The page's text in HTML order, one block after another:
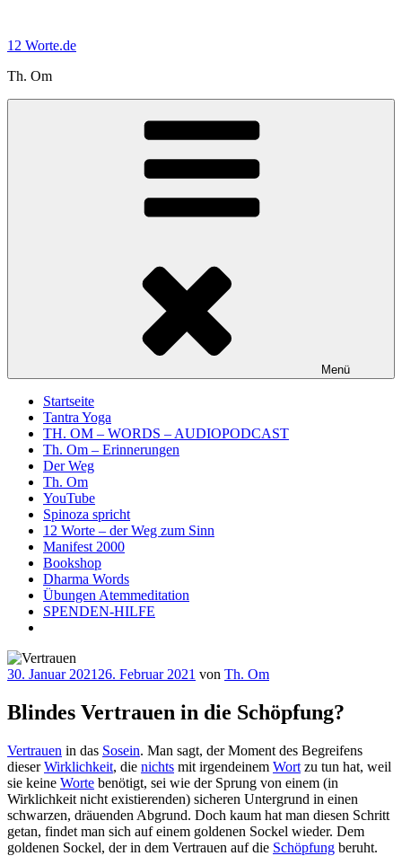
springen
12 Worte.de
Th. Om
Menü
Startseite
Tantra Yoga
TH. OM – WORDS – AUDIOPODCAST
Th. Om – Erinnerungen
Der Weg
Th. Om
YouTube
Spinoza spricht
12 Worte – der Weg zum Sinn
Manifest 2000
Bookshop
Dharma Words
Übungen Atemmeditation
SPENDEN-HILFE
Veröffentlicht
30. Januar 2021 26. Februar 2021 von Th. Om
Blindes Vertrauen in die Schöpfung?
Vertrauen in das Sosein. Man sagt, der Moment des Begreifens
dieserWirklichkeit, die nichts mit irgendeinem Wort zu tun hat, weil
sie keine Worte benötigt, sei wie der Sprung von einem (in
Wirklichkeit nicht existierenden) sicheren Untergrund in einen
schwarzen, dräuenden Abgrund. Doch kaum hat man diesen Schritt
getan, findet man sich auf einem goldenen Sockel wieder. Dem
goldenen Sockel, der in dem Vertrauen auf die Schöpfung beruht.